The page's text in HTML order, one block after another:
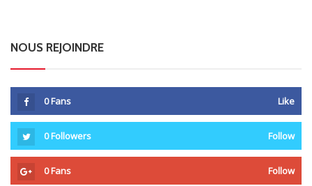
NOUS REJOINDRE
0Fans Like
0Followers Follow
0Fans Follow